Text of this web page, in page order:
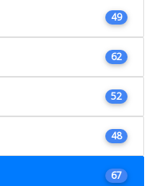
49
62
52
48
67